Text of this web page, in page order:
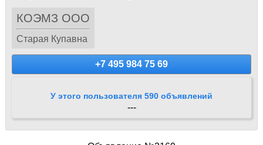
КОЭМЗ ООО
Старая Купавна
+7 495 984 75 69
У этого пользователя 590 объявлений
---